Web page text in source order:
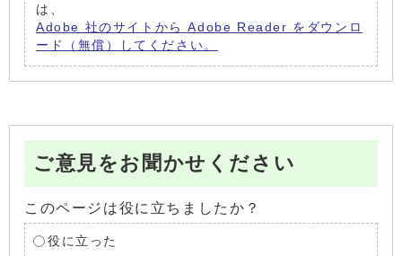
は、
Adobe 社のサイトから Adobe Reader をダウンロ
ード（無償）してください。
ご意見をお聞かせください
このページは役に立ちましたか？
役に立った